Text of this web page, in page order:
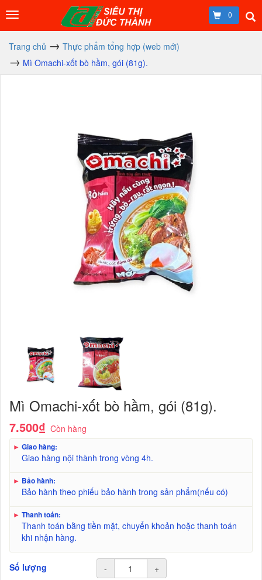
0
Trang chủ
Thực phẩm tổng hợp (web mới)
Mì Omachi-xốt bò hầm, gói (81g).
Mì Omachi-xốt bò hầm, gói (81g).
7.500₫ Còn hàng
► Giao hàng:
Giao hàng nội thành trong vòng 4h.
► Bảo hành:
Bảo hành theo phiếu bảo hành trong sản phẩm(nếu có)
► Thanh toán:
Thanh toán bằng tiền mặt, chuyển khoản hoặc thanh toán
khi nhận hàng.
Số lượng - +